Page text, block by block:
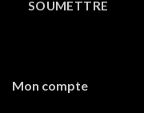
Mon compte